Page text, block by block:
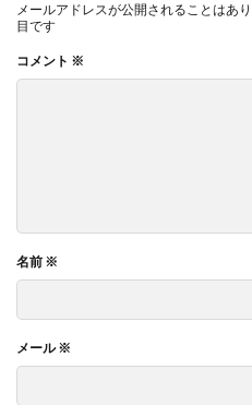
メールアドレスが公開されることはあり
目です
コメント ※
名前 ※
メール※